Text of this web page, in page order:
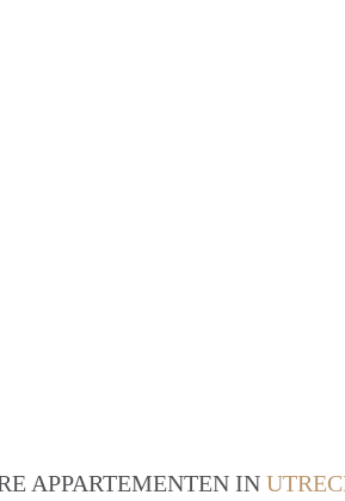
APPARTEMENTEN IN